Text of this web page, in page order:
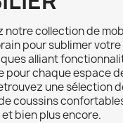
notre collection de
pour sublimer votre
alliant
pour chaque espace
une sélection
coussins
bien plus encore.